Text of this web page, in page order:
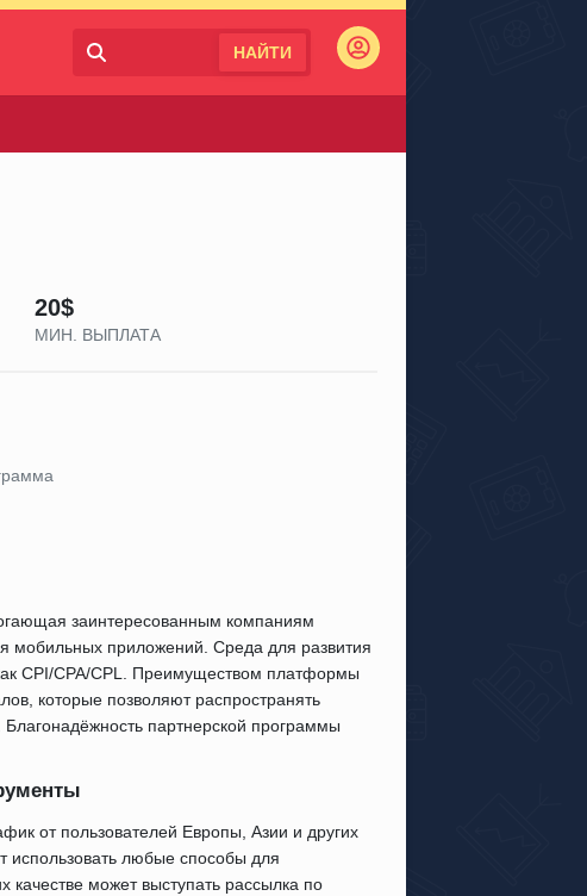
НАЙТИ Войти
20$
МИН. ВЫПЛАТА
заинтересованным компаниям
мобильных приложений. Среда для развития
CPI/CPA/CPL. Преимуществом платформы
которые позволяют распространять
партнерской программы
от пользователей Европы, Азии и других
использовать любые способы для
может выступать рассылка по